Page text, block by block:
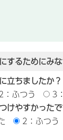
するためにみ
立ちましたか？
：ふつう
3
けやすかった
2：ふつう